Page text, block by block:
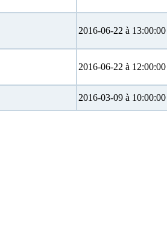
2016-06-22 à 13:00:00
2016-06-22 à 12:00:00
2016-03-09 à 10:00:00